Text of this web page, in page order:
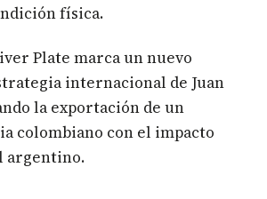
física.
Plate marca un nuevo
internacional de Juan
la exportación de un
colombiano con el impacto
argentino.